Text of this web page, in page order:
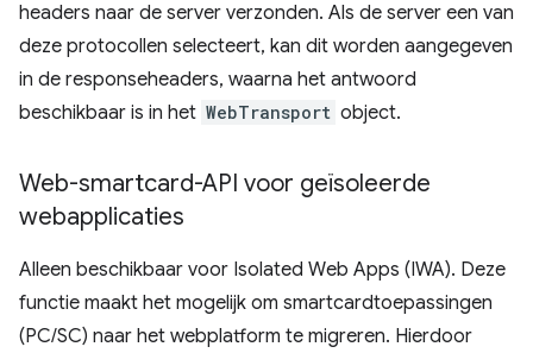
headers naar de server verzonden. Als de server een van
deze protocollen selecteert, kan dit worden aangegeven
in de responseheaders, waarna het antwoord
beschikbaar is in het WebTransport object.
Web-smartcard-API voor geïsoleerde
webapplicaties
Alleen beschikbaar voor Isolated Web Apps (IWA). Deze
functie maakt het mogelijk om smartcardtoepassingen
(PC/SC) naar het webplatform te migreren. Hierdoor